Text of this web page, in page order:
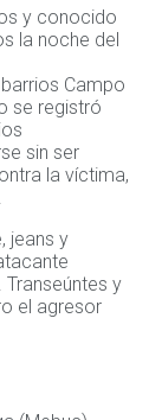
y conocido
la noche del
Campo
se registró
sin ser
la víctima,
jeans y
y
el agresor